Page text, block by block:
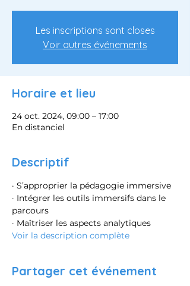
Les inscriptions sont closes
Voir autres événements
Horaire et lieu
24 oct. 2024, 09:00 – 17:00
En distanciel
Descriptif
· S’approprier la pédagogie immersive
· Intégrer les outils immersifs dans le
parcours
· Maîtriser les aspects analytiques
Voir la description complète
Partager cet événement